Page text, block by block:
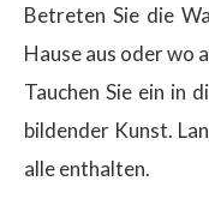
Betreten Sie die
Hause aus oder wo
Tauchen Sie ein in
bildender Kunst.
alle enthalten.